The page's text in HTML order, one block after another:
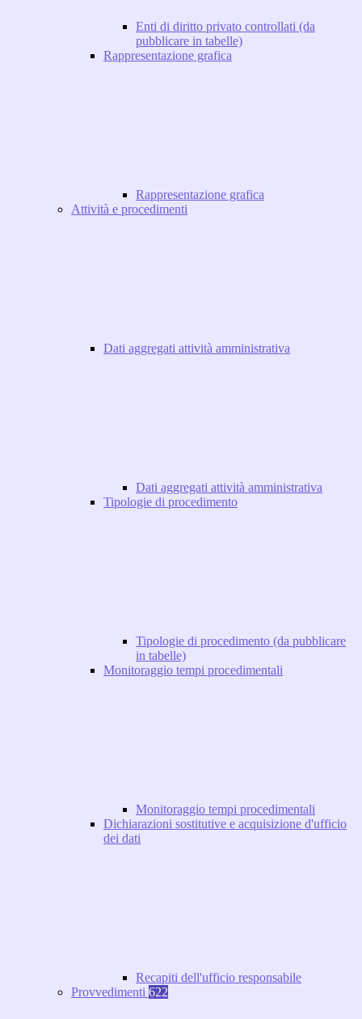
Enti di diritto privato controllati (da
pubblicare in tabelle)
Rappresentazione grafica
Rappresentazione grafica
Attività e procedimenti
Dati aggregati attività amministrativa
Dati aggregati attività amministrativa
Tipologie di procedimento
Tipologie di procedimento (da pubblicare
in tabelle)
Monitoraggio tempi procedimentali
Monitoraggio tempi procedimentali
Dichiarazioni sostitutive e acquisizione d'ufficio
dei dati
Recapiti dell'ufficio responsabile
Provvedimenti 622